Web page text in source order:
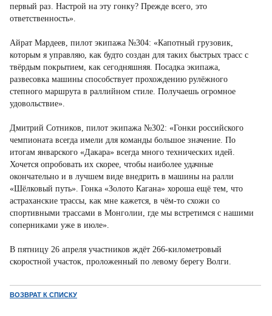
первый раз. Настрой на эту гонку? Прежде всего, это
ответственность».
Айрат Мардеев, пилот экипажа №304: «Капотный грузовик,
которым я управляю, как будто создан для таких быстрых трасс с
твёрдым покрытием, как сегодняшняя. Посадка экипажа,
развесовка машины способствует прохождению рулёжного
степного маршрута в раллийном стиле. Получаешь огромное
удовольствие».
Дмитрий Сотников, пилот экипажа №302: «Гонки российского
чемпионата всегда имели для команды большое значение. По
итогам январского «Дакара» всегда много технических идей.
Хочется опробовать их скорее, чтобы наиболее удачные
окончательно и в лучшем виде внедрить в машины на ралли
«Шёлковый путь». Гонка «Золото Кагана» хороша ещё тем, что
астраханские трассы, как мне кажется, в чём-то схожи со
спортивными трассами в Монголии, где мы встретимся с нашими
соперниками уже в июле».
В пятницу 26 апреля участников ждёт 266-километровый
скоростной участок, проложенный по левому берегу Волги.
ВОЗВРАТ К СПИСКУ